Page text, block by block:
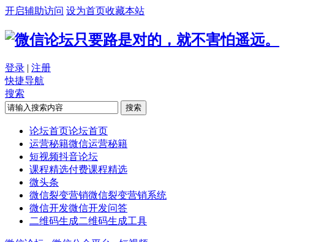
开启辅助访问 设为首页收藏本站
只要路是对的，就不害怕遥远。
登录 | 注册
快捷导航
搜索
搜索
论坛首页论坛首页
运营秘籍微信运营秘籍
短视频抖音论坛
课程精选付费课程精选
微头条
微信裂变营销微信裂变营销系统
微信开发微信开发问答
二维码生成二维码生成工具